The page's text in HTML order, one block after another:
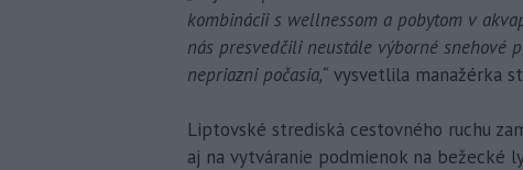
kombinácii s wellnessom a pobytom v
nás presvedčili neustále výborné snehové
nepriazni počasia,“ vysvetlila manažérka
Liptovské strediská cestovného ruchu
aj na vytváranie podmienok na bežecké